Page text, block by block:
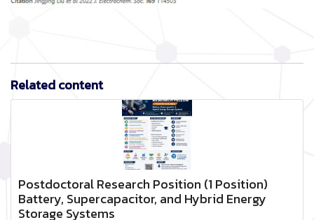
Related content
Postdoctoral Research Position (1 Position)
Battery, Supercapacitor, and Hybrid Energy
Storage Systems